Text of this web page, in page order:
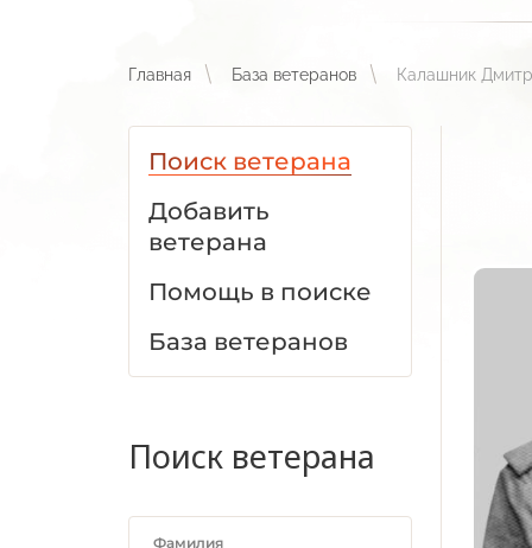
Главная База ветеранов Калашник
Поиск ветерана
Добавить
ветерана
Помощь в поиске
База ветеранов
Поиск ветерана